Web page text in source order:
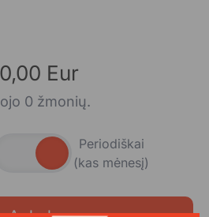
Eur
0 žmonių.
Periodiškai
(kas mėnesį)